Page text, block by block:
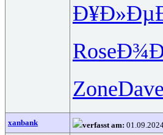
Rose
ZoneDave
xanbank verfasst am: